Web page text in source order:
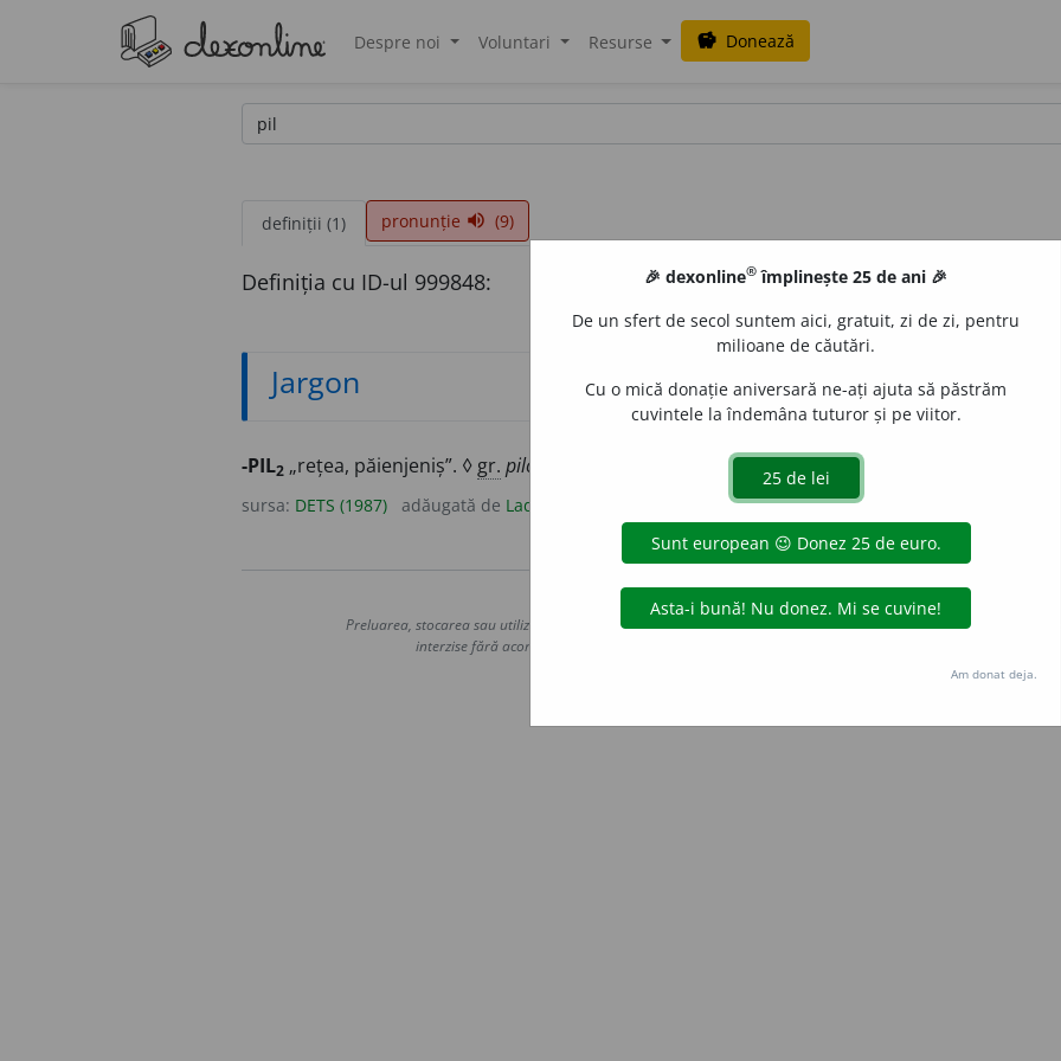
Despre noi Voluntari Resurse savings Donează
definiții (1) pronunție volume_up (9)
Definiția cu ID-ul 999848:
Jargon
-PIL2 „rețea, păienjeniș”. ◊ gr. pilos -pile,engl.id.>rom.
sursa: DETS (1987) adăugată de Ladislau Strifler
Copyright © 2004-2026 dexonline (https://dexonline.ro)
Preluarea, stocarea sau utilizarea datelor de pe acest site, inclusiv prin orice metode de extragere automată
interzise fără acordul nostru prealabil scris, cu excepția seturilor de date oferite oficial spre utilizare
Hosterion
🎉 dexonline® împlinește 25 de ani 🎉
De un sfert de secol suntem aici, gratuit, zi de zi, pentru
milioane de căutări.
Cu o mică donație aniversară ne-ați ajuta să păstrăm
cuvintele la îndemâna tuturor și pe viitor.
Am donat deja.